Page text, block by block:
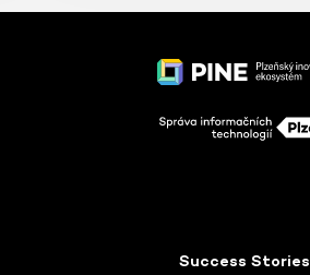
Success Stories